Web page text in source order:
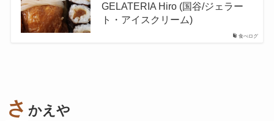
食べログ
GELATERIA Hiro (国谷/ジェラー
ト・アイスクリーム)
さ かえや